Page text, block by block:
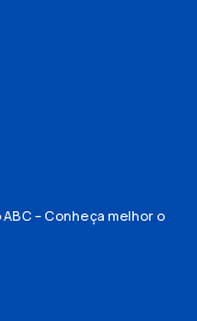
– Conheça melhor o